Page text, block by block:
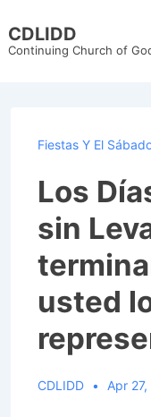
Skip
CDLIDD
Continuing Church of
Fiestas Y El
Los
sin
usted
CDLIDD Apr